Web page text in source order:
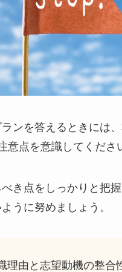
ンを答えるときには
意点を意識してくださ
き点をしっかりと把
うに努めましょう。
理由と志望動機の整合